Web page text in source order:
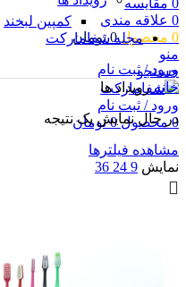
0 مقایسه
0 علاقه مندی
0 محصول 0 تومان
منو
جستجو
ورود / ثبت نام
0 محصول 0 تومان
کمپین لبخند
مجله شفامارکت
ورود / ثبت نام
خانهرویداد ها
در حال نمایش یک نتیجه
مشاهده فیلترها
نمایش 9
24
36